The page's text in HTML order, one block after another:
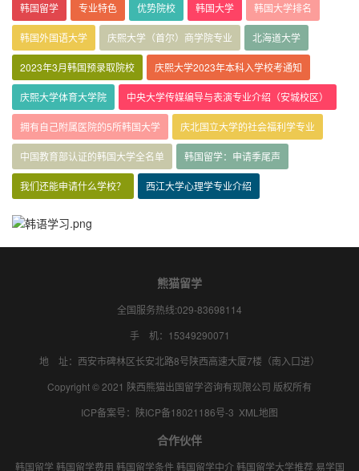
韩国留学 专业特色 优势院校 韩国大学 韩国大学排名
韩国外国语大学 庆熙大学（首尔）商学院专业 北海道大学
2023年3月韩国预录取院校 庆熙大学2023年本科入学校考通知
庆熙大学体育大学院 中央大学传媒编导与表演专业介绍（安城校区）
拥有自己附属医院的5所韩国大学 庆北国立大学的社会福利学专业
中国教育部认证的韩国大学全名单 韩国留学：申请季尾声
我们还能申请什么学校？ 西江大学心理学专业介绍
熊猫留学
全国服务热线:029-83698114
手 机：15349290071
地 址：西安市碑林区长安北路8号陕西高速大厦7楼（南入口进）
Copyright © 2021 陕西熊猫出国留学咨询有现限公司 版权所有
ICP备案号： 陕ICP备18021186号-3 XML地图
合作伙伴
韩国留学 韩国留学费用 韩国留学条件 韩国留学中介 韩国留学大学推荐 易学国